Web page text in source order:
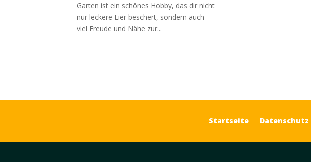
Garten ist ein schönes Hobby, das dir nicht
nur leckere Eier beschert, sondern auch
viel Freude und Nähe zur...
Startseite Datenschutz